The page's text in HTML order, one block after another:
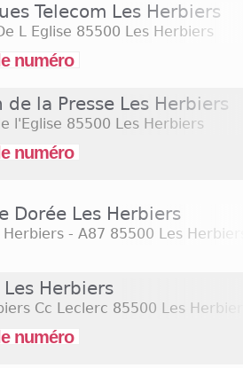
Telecom Les Herbiers
L Eglise 85500 Les Herbiers
numéro
de la Presse Les Herbiers
l'Eglise 85500 Les Herbiers
numéro
Dorée Les Herbiers
- A87 85500 Les Herbiers
Herbiers
Cc Leclerc 85500 Les Herbiers
numéro